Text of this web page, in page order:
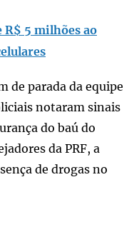
R$ 5 milhões ao
de parada da equipe
notaram sinais
do baú do
da PRF, a
de drogas no